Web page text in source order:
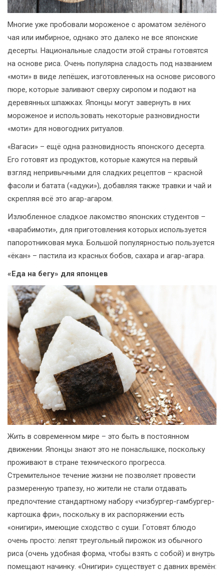
Многие уже пробовали мороженое с ароматом зелёного
чая или имбирное, однако это далеко не все японские
десерты. Национальные сладости этой страны готовятся
на основе риса. Очень популярна сладость под названием
«моти» в виде лепёшек, изготовленных на основе рисового
пюре, которые заливают сверху сиропом и подают на
деревянных шпажках. Японцы могут завернуть в них
мороженое и использовать некоторые разновидности
«моти» для новогодних ритуалов.
«Вагаси» – ещё одна разновидность японского десерта.
Его готовят из продуктов, которые кажутся на первый
взгляд непривычными для сладких рецептов – красной
фасоли и батата («адуки»), добавляя также травки и чай и
скрепляя всё это агар-агаром.
Излюбленное сладкое лакомство японских студентов –
«варабимоти», для приготовления которых используется
папоротниковая мука. Большой популярностью пользуется
«ёкан» – пастила из красных бобов, сахара и агар-агара.
«Еда на бегу» для японцев
Жить в современном мире – это быть в постоянном
движении. Японцы знают это не понаслышке, поскольку
проживают в стране технического прогресса.
Стремительное течение жизни не позволяет провести
размеренную трапезу, но жители не стали отдавать
предпочтение стандартному набору «чизбургер-гамбургер-
картошка фри», поскольку в их распоряжении есть
«онигири», имеющие сходство с суши. Готовят блюдо
очень просто: лепят треугольный пирожок из обычного
риса (очень удобная форма, чтобы взять с собой) и внутрь
помещают начинку. «Онигири» существует с давних времён: